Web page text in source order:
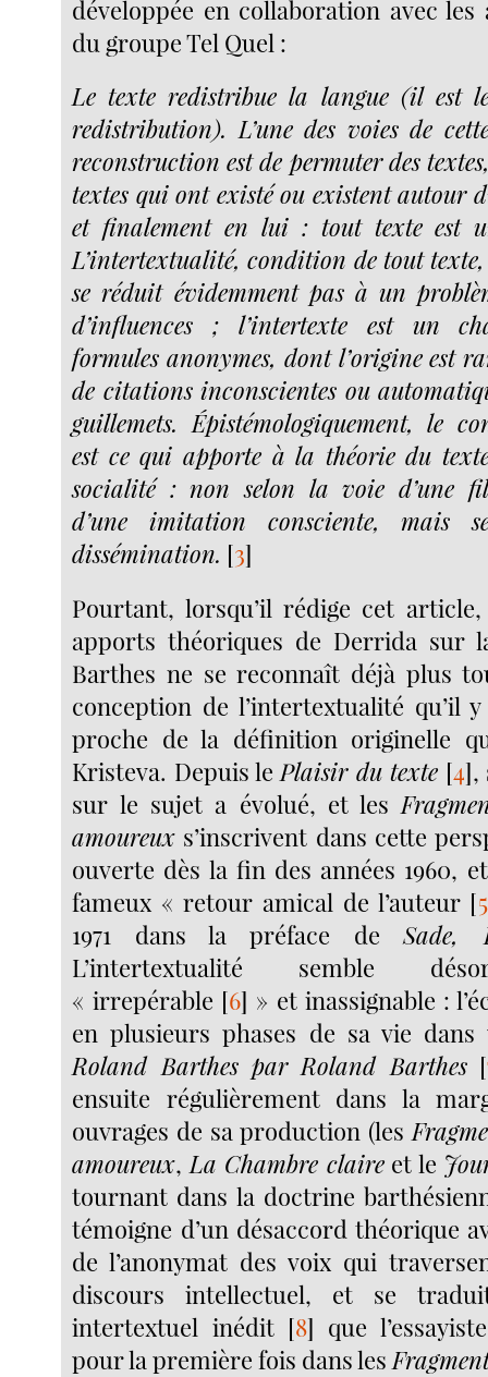
développée en collaboration avec
du groupe Tel Quel :
Le texte redistribue la langue (il est
redistribution). L’une des voies de
reconstruction est de permuter des
textes qui ont existé ou existent autour
et finalement en lui : tout texte est
L’intertextualité, condition de tout
se réduit évidemment pas à un
d’influences ; l’intertexte est un
formules anonymes, dont l’origine est
de citations inconscientes ou
guillemets. Épistémologiquement, le
est ce qui apporte à la théorie du
socialité : non selon la voie d’une
d’une imitation consciente, mais
dissémination. [3]
Pourtant, lorsqu’il rédige cet
apports théoriques de Derrida sur
Barthes ne se reconnaît déjà plus
conception de l’intertextualité qu’il
proche de la définition originelle
Kristeva. Depuis le Plaisir du texte [4],
sur le sujet a évolué, et les
amoureux s’inscrivent dans cette
ouverte dès la fin des années 1960,
fameux « retour amical de l’auteur[5
1971 dans la préface deSade,
L’intertextualité semble
« irrepérable [6] » et inassignable :
en plusieurs phases de sa vie
Roland Barthes par Roland Barthes[
ensuite régulièrement dans la
ouvrages de sa production (les
amoureux, La Chambre claireet le
tournant dans la doctrine
témoigne d’un désaccord théorique
de l’anonymat des voix qui
discours intellectuel, et se
intertextuel inédit[8] que
pour la première fois dans les